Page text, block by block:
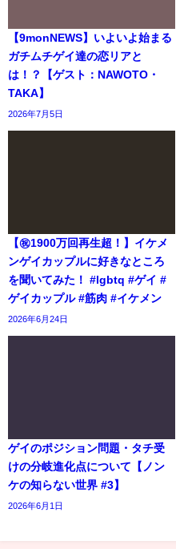
【9monNEWS】いよいよ始まる
ガチムチゲイ達の恋リアと
は！？【ゲスト：NAWOTO・
TAKA】
2026年7月5日
【㊗️1900万回再生超！】イケメ
ンゲイカップルに好きなところ
を聞いてみた！ #lgbtq #ゲイ #
ゲイカップル #筋肉 #イケメン
2026年6月24日
ゲイのポジション問題・タチ受
けの分岐進化点について【ノン
ケの知らない世界 #3】
2026年6月1日